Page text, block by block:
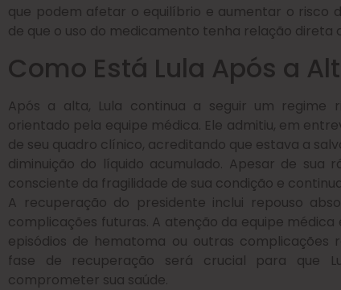
que podem afetar o equilíbrio e aumentar o risco
de que o uso do medicamento tenha relação
Como Está Lula Após a
Após a alta, Lula continua a seguir um regime
orientado pela equipe médica. Ele admitiu, em
de seu quadro clínico, acreditando que estava a
diminuição do líquido acumulado. Apesar de sua
consciente da fragilidade de sua condição e
A recuperação do presidente inclui repouso
complicações futuras. A atenção da equipe
episódios de hematoma ou outras complicações
fase de recuperação será crucial para que
comprometer sua saúde.